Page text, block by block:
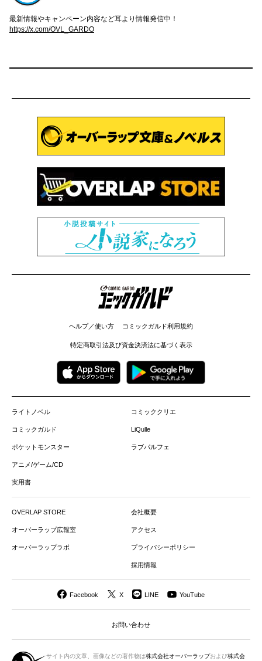
最新情報やキャンペーン内容など耳より情報発信中！
https://x.com/OVL_GARDO
コミックガルド
ヘルプ／使い方 コミックガルド利用規約
特定商取引法及び資金決済法に基づく表示
ライトノベル
コミックガルド
ポケットモンスター
アニメ/ゲーム/CD
実用書
コミッククリエ
LiQulle
ラブパルフェ
OVERLAP STORE
オーバーラップ広報室
オーバーラップラボ
会社概要
アクセス
プライバシーポリシー
採用情報
Facebook X LINE YouTube
お問い合わせ
サイト内の文章、画像などの著作物は株式会社オーバーラップおよび株式会